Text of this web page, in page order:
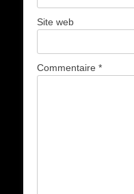
Site web
Commentaire *